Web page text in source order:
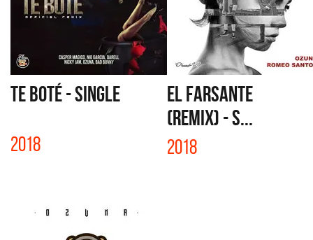
TE BOTÉ - SINGLE
2018
EL FARSANTE
(REMIX) - S...
2018